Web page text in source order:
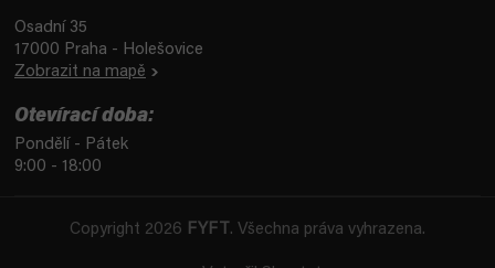
Osadní 35
17000 Praha - Holešovice
Zobrazit na mapě
Otevírací doba:
Pondělí - Pátek
9:00 - 18:00
Copyright 2026 FYFT . Všechna práva vyhrazena.